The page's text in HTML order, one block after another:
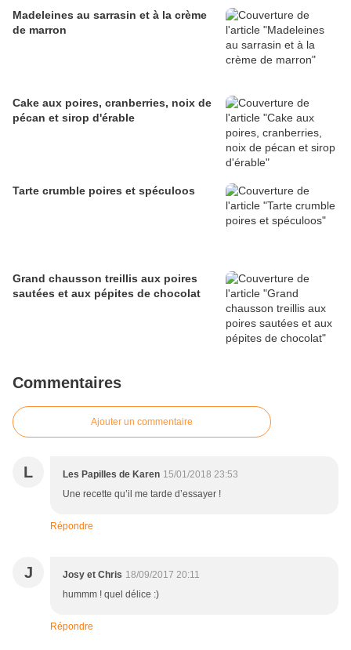
Madeleines au sarrasin et à la crème
de marron
Cake aux poires, cranberries, noix de
pécan et sirop d'érable
Tarte crumble poires et spéculoos
Grand chausson treillis aux poires
sautées et aux pépites de chocolat
Commentaires
Ajouter un commentaire
L Les Papilles de Karen 15/01/2018 23:53
Une recette qu’il me tarde d’essayer !
Répondre
J Josy et Chris 18/09/2017 20:11
hummm ! quel délice :)
Répondre